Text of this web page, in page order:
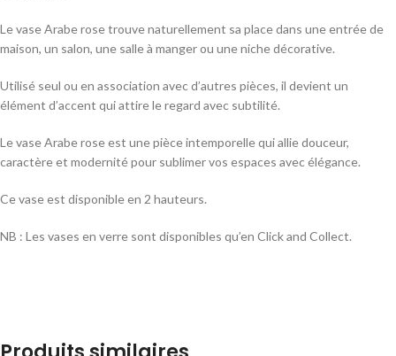
Le vase Arabe rose trouve naturellement sa place dans une entrée de
maison, un salon, une salle à manger ou une niche décorative.
Utilisé seul ou en association avec d’autres pièces, il devient un
élément d’accent qui attire le regard avec subtilité.
Le vase Arabe rose est une pièce intemporelle qui allie douceur,
caractère et modernité pour sublimer vos espaces avec élégance.
Ce vase est disponible en 2 hauteurs.
NB : Les vases en verre sont disponibles qu’en Click and Collect.